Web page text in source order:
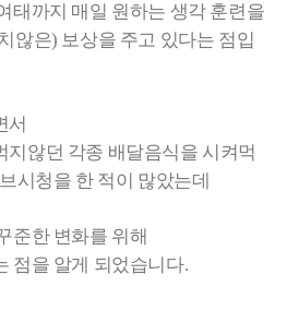
태까지 매일 원하는 생각 훈련을
않은) 보상을 주고 있다는 점입
서
지않던 각종 배달음식을 시켜먹
시청을 한 적이 많았는데
준한 변화를 위해
점을 알게 되었습니다.